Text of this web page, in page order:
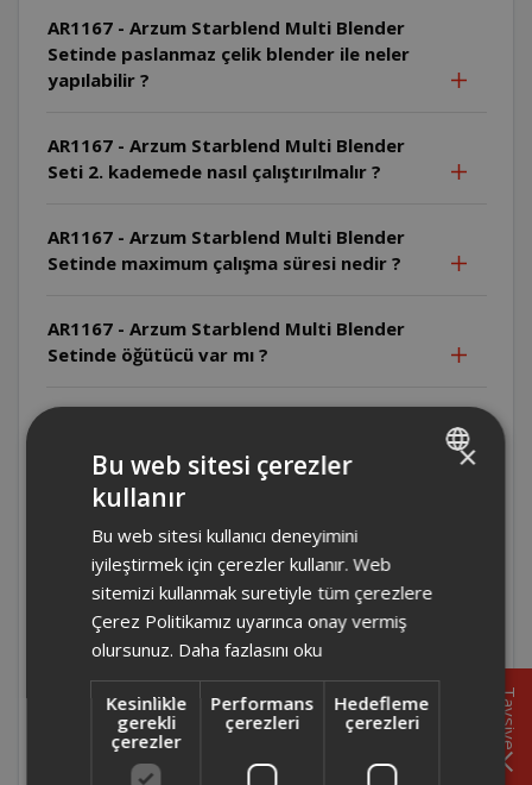
AR1167 - Arzum Starblend Multi Blender
Setinde paslanmaz çelik blender ile neler
yapılabilir ?
AR1167 - Arzum Starblend Multi Blender
Seti 2. kademede nasıl çalıştırılmalır ?
AR1167 - Arzum Starblend Multi Blender
Setinde maximum çalışma süresi nedir ?
AR1167 - Arzum Starblend Multi Blender
Setinde öğütücü var mı ?
AR1167 - Arzum Starblend Multi Blender
Setinin haznesi kaç litre ?
AR1167 - Arzum Starblend Multi Blender
Setinde buz kırma özelliği var mı ?
AR1167 - Arzum Starblend Multi Blender
Seti kaç hız kademesine sahip ?
Tavsiye
×
Bu web sitesi çerezler
kullanır
Bu web sitesi kullanıcı deneyimini
iyileştirmek için çerezler kullanır. Web
sitemizi kullanmak suretiyle tüm çerezlere
Çerez Politikamız uyarınca onay vermiş
olursunuz. Daha fazlasını oku
Kesinlikle
gerekli
çerezler
Performans
çerezleri
Hedefleme
çerezleri